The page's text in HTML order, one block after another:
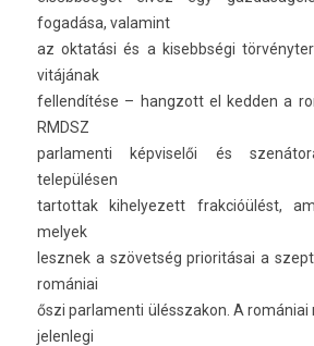
fogadása, valamint
az oktatási és a kisebbségi
vitájának
fel­lendítése – han­gzott el kedd­en a
RMDSZ
par­lamen­ti kép­viselői és
településen
tar­tottak kihelyezett frak­cióülést,
melyek
lesznek a szövetség prioritásai a
romániai
őszi par­lamen­ti ülésszakon. A
jelen­legi